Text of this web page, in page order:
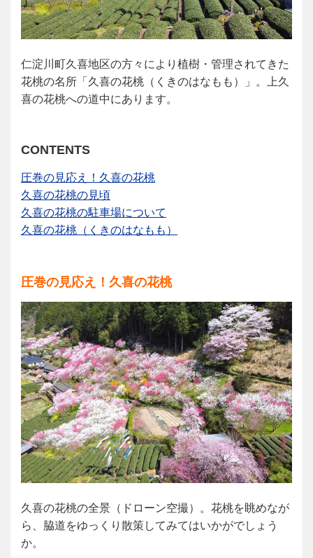
仁淀川町久喜地区の方々により植樹・管理されてきた
花桃の名所「久喜の花桃（くきのはなもも）」。上久
喜の花桃への道中にあります。
CONTENTS
圧巻の見応え！久喜の花桃
久喜の花桃の見頃
久喜の花桃の駐車場について
久喜の花桃（くきのはなもも）
圧巻の見応え！久喜の花桃
久喜の花桃の全景（ドローン空撮）。花桃を眺めなが
ら、脇道をゆっくり散策してみてはいかがでしょう
か。